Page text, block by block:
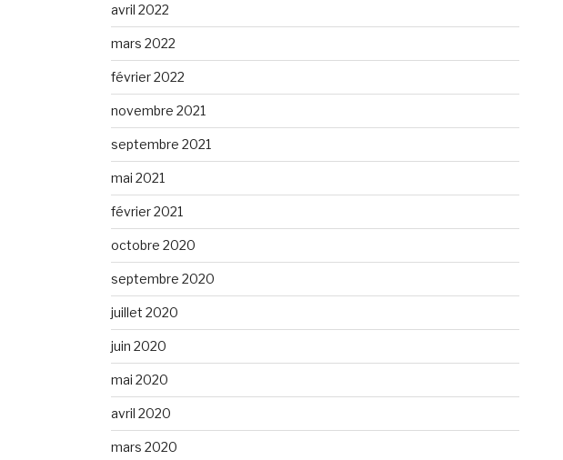
avril 2022
mars 2022
février 2022
novembre 2021
septembre 2021
mai 2021
février 2021
octobre 2020
septembre 2020
juillet 2020
juin 2020
mai 2020
avril 2020
mars 2020